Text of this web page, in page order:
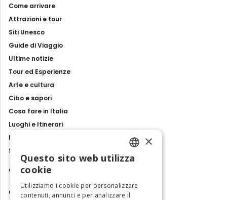
Come arrivare
Attrazioni e tour
Siti Unesco
Guide di Viaggio
Ultime notizie
Tour ed Esperienze
Arte e cultura
Cibo e sapori
Cosa fare in Italia
Luoghi e Itinerari
Mostre, eventi e spettacoli
Storie e tradizioni
Contatti
Chi siamo
ENGLISH
ITALIAN
×
Questo sito web utilizza
cookie
Utilizziamo i cookie per personalizzare
contenuti, annunci e per analizzare il